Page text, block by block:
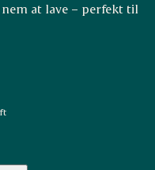
at lave – perfekt til